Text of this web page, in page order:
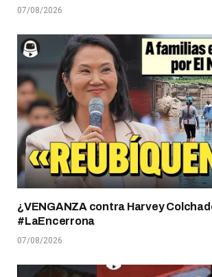
07/08/2026
¿VENGANZA contra Harvey
#LaEncerrona
07/08/2026